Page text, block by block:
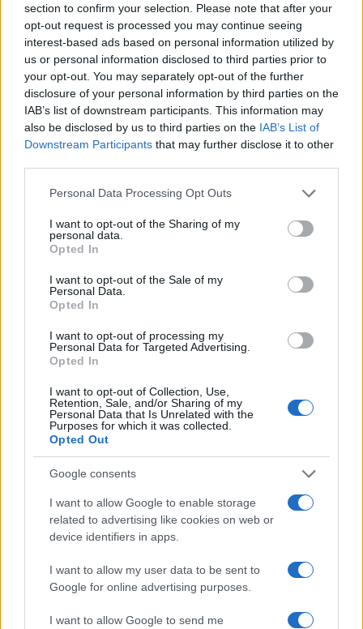
section to confirm your selection. Please note that after your
opt-out request is processed you may continue seeing
interest-based ads based on personal information utilized by
us or personal information disclosed to third parties prior to
your opt-out. You may separately opt-out of the further
disclosure of your personal information by third parties on the
IAB’s list of downstream participants. This information may
also be disclosed by us to third parties on the IAB’s List of
Downstream Participants that may further disclose it to other
Please note that this website/app uses one or more Google
not limited to your visit or usage behaviour. You may click to
grant or deny consent to Google and its third-party tags to
use your data for below specified purposes in below Google
consent section.
Personal Data Processing Opt Outs
I want to opt-out of the Sharing of my
personal data.
Opted In
I want to opt-out of the Sale of my
Personal Data.
Opted In
I want to opt-out of processing my
Personal Data for Targeted Advertising.
Opted In
I want to opt-out of Collection, Use,
Retention, Sale, and/or Sharing of my
Personal Data that Is Unrelated with the
Purposes for which it was collected.
Opted Out
Google consents
I want to allow Google to enable storage
related to advertising like cookies on web or
device identifiers in apps.
I want to allow my user data to be sent to
Google for online advertising purposes.
I want to allow Google to send me
Continuez la lecture
NEWS
La guerre des géants de la tech : Apple contre OpenAI
Juliette Bernard · 7 Août 2026
NEWS
Brent chute de 8,3% : les matières premières corrigent en août